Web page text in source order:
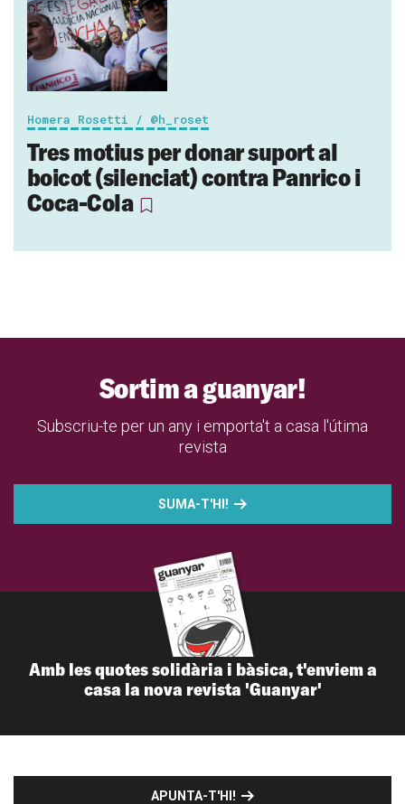
Homera Rosetti / @h_roset
Tres motius per donar suport al
boicot (silenciat) contra Panrico i
Coca-Cola
Sortim a guanyar!
Subscriu-te per un any i emporta't a casa l'útima
revista
SUMA-T'HI!
Amb les quotes solidària i bàsica, t'enviem a
casa la nova revista 'Guanyar'
APUNTA-T'HI!